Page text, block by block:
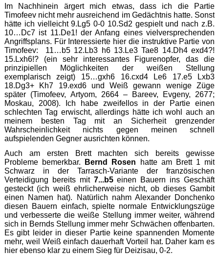
Im Nachhinein ärgert mich etwas, dass ich die Partie
Timofeev nicht mehr ausreichend im Gedächtnis hatte. Sonst
hätte ich vielleicht 9.Lg5 0-0 10.Sd2 gespielt und nach z.B.
10…Dc7 ist 11.De1! der Anfang eines vielversprechenden
Angriffsplans. Für Interessierte hier die instruktive Partie von
Timofeev: 11…b5 12.Lb3 h6 13.Le3 Tae8 14.Dh4 exd4?!
15.Lxh6!? (ein sehr interessantes Figurenopfer, das die
prinzipiellen Möglichkeiten der weißen Stellung
exemplarisch zeigt) 15…gxh6 16.cxd4 Le6 17.e5 Lxb3
18.Dg3+ Kh7 19.exd6 und Weiß gewann wenige Züge
später (Timofeev, Artyom, 2664 – Bareev, Evgeny, 2677;
Moskau, 2008). Ich habe zweifellos in der Partie einen
schlechten Tag erwischt, allerdings hätte ich wohl auch an
meinem besten Tag mit an Sicherheit grenzender
Wahrscheinlichkeit nichts gegen meinen schnell
aufspielenden Gegner ausrichten können.
Auch am ersten Brett machten sich bereits gewisse
Probleme bemerkbar.
Bernd Rosen hatte am Brett 1 mit
Schwarz in der Tarrasch-Variante der französischen
Verteidigung bereits mit 7...b5einen Bauern ins Geschäft
gesteckt (ich weiß ehrlicherweise nicht, ob dieses Gambit
einen Namen hat). Natürlich nahm Alexander Donchenko
diesen Bauern einfach, spielte normale Entwicklungszüge
und verbesserte die weiße Stellung immer weiter, während
sich in Bernds Stellung immer mehr Schwächen offenbarten.
Es gibt leider in dieser Partie keine spannenden Momente
mehr, weil Weiß einfach dauerhaft Vorteil hat. Daher kam es
hier ebenso klar zu einem Sieg für Deizisau, 0-2.